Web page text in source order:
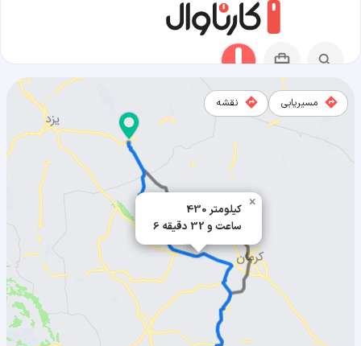
430 کیلومتر
6 ساعت و 32 دقیقه
×
مسیریابی نقشه
مسیر بافق به بافت